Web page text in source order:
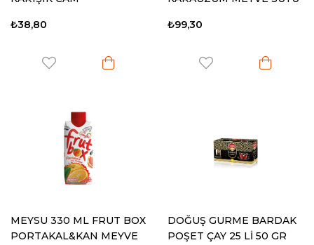
₺38,80
₺99,30
MEYSU 330 ML FRUT BOX
PORTAKAL&KAN MEYVE
DOĞUŞ GURME BARDAK
POŞET ÇAY 25 Lİ 50 GR